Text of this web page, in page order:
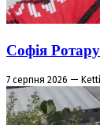
Софія
7 серпня 2026 —